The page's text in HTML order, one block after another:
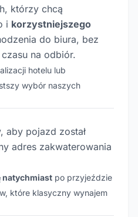
którzy chcą
i korzystniejszego
do biura, bez
na odbiór.
hotelu lub
wybór naszych
aby pojazd został
adres zakwaterowania
natychmiast po przyjeździe
które klasyczny wynajem